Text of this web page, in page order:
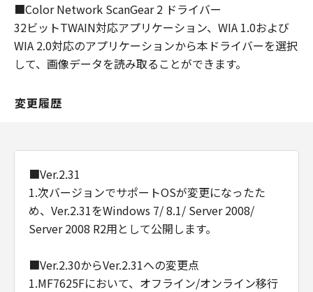
■Color Network ScanGear 2 ドライバー
32ビットTWAIN対応アプリケーション、WIA 1.0および
WIA 2.0対応のアプリケーションから本ドライバーを選択
して、画像データを読み取ることができます。
変更履歴
■Ver.2.31
1.次バージョンでサポートOSが変更になったた
め、Ver.2.31をWindows 7/ 8.1/ Server 2008/
Server 2008 R2用として公開します。
■Ver.2.30からVer.2.31への変更点
1.MF7625Fにおいて、オフライン/オンライン移行